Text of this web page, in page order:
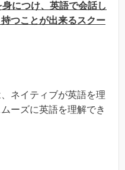
につけ、英語で会話し
つことが出来るスクー
ネイティブが英語を理
ーズに英語を理解でき